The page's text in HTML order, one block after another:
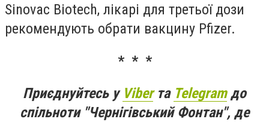
Sinovac Biotech, лікарі для третьої дози
рекомендують обрати вакцину Pfizer.
* * *
Приєднуйтесь у Viberта Telegramдо
спільноти "Чернігівський Фонтан", де